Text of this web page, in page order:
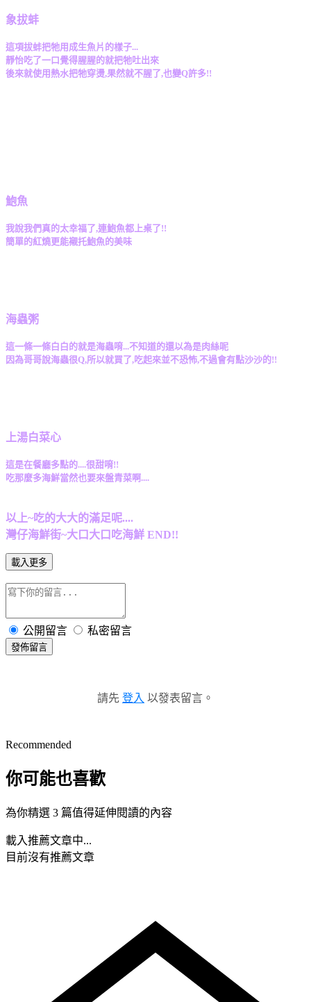
象拔蚌
這項拔蚌把牠用成生魚片的樣子...
靜怡吃了一口覺得腥腥的就把牠吐出來
後來就使用熱水把牠穿燙,果然就不腥了,也變Q許多!!
鮑魚
我說我們真的太幸福了,連鮑魚都上桌了!!
簡單的紅燒更能襯托鮑魚的美味
海蟲粥
這一條一條白白的就是海蟲唷...不知道的還以為是肉絲呢
因為哥哥說海蟲很Q,所以就買了,吃起來並不恐怖,不過會有點沙沙的!!
上湯白菜心
這是在餐廳多點的....很甜唷!!
吃那麼多海鮮當然也要來盤青菜啊....
以上~吃的大大的滿足呢....
灣仔海鮮街~大口大口吃海鮮 END!!
載入更多
公開留言 私密留言
發佈留言
請先 登入 以發表留言。
Recommended
你可能也喜歡
為你精選 3 篇值得延伸閱讀的內容
載入推薦文章中...
目前沒有推薦文章